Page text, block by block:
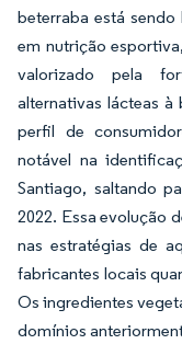
beterraba está
em nutrição
valorizado pela
alternativas lácteas
perfil de
notável na
Santiago, saltando
2022. Essa evolução
nas estratégias de
fabricantes locais
Os ingredientes
domínios